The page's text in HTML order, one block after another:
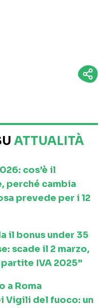
ATTUALITÀ
cos’è il
perché cambia
prevede per i 12
il bonus under 35
scade il 2 marzo,
IVA 2025”
a Roma
Vigili del fuoco: un